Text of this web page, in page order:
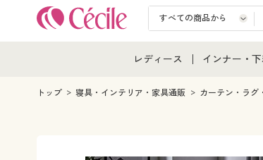
レディース
レディース通販すべて
インナー・
インナー・
トップ 寝具・インテリア・家具通販 カーテン・ラグ